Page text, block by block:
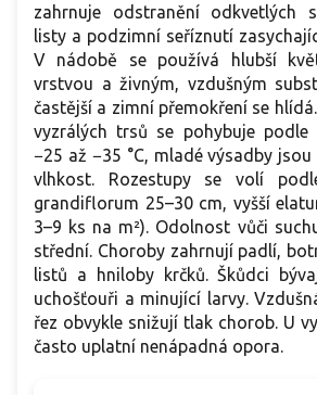
zahrnuje odstranění odkvetlých
listy a podzimní seříznutí
V nádobě se používá hlubší
vrstvou a živným, vzdušným
častější a zimní přemokření se
vyzrálých trsů se pohybuje podle
−25 až −35 °C, mladé výsadby
vlhkost. Rozestupy se volí
grandiflorum 25–30 cm, vyšší
3–9 ks na m²). Odolnost vůči
střední. Choroby zahrnují padlí,
listů a hniloby krčků. Škůdci
uchošťouři a minující larvy.
řez obvykle snižují tlak chorob. U
často uplatní nenápadná opora.